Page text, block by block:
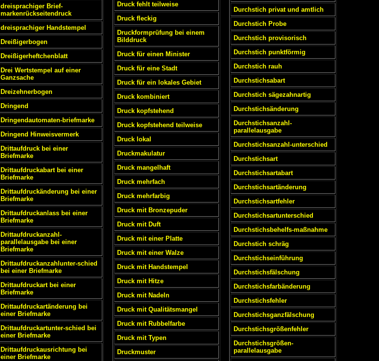
dreisprachiger Brief-
markenrückseitendruck
dreisprachiger Handstempel
Dreißigerbogen
Dreißigerheftchenblatt
Drei Wertstempel auf einer
Ganzsache
Dreizehnerbogen
Dringend
Dringendautomaten-briefmarke
Dringend Hinweisvermerk
Drittaufdruck bei einer
Briefmarke
Drittaufdruckabart bei einer
Briefmarke
Drittaufdruckänderung bei einer
Briefmarke
Drittaufdruckanlass bei einer
Briefmarke
Drittaufdruckanzahl-
parallelausgabe bei einer
Briefmarke
Drittaufdruckanzahlunter-schied
bei einer Briefmarke
Drittaufdruckart bei einer
Briefmarke
Drittaufdruckartänderung bei
einer Briefmarke
Drittaufdruckartunter-schied bei
einer Briefmarke
Drittaufdruckausrichtung bei
einer Briefmarke
Druck fehlt teilweise
Druck fleckig
Druckformprüfung bei einem
Bilddruck
Druck für einen Minister
Druck für eine Stadt
Druck für ein lokales Gebiet
Druck kombiniert
Druck kopfstehend
Druck kopfstehend teilweise
Druck lokal
Druckmakulatur
Druck mangelhaft
Druck mehrfach
Druck mehrfarbig
Druck mit Bronzepuder
Druck mit Duft
Druck mit einer Platte
Druck mit einer Walze
Druck mit Handstempel
Druck mit Hitze
Druck mit Nadeln
Druck mit Qualitätsmangel
Druck mit Rubbelfarbe
Druck mit Typen
Druckmuster
Durchstich privat und amtlich
Durchstich Probe
Durchstich provisorisch
Durchstich punktförmig
Durchstich rauh
Durchstichsabart
Durchstich sägezahnartig
Durchstichsänderung
Durchstichsanzahl-
parallelausgabe
Durchstichsanzahl-unterschied
Durchstichsart
Durchstichsartabart
Durchstichsartänderung
Durchstichsartfehler
Durchstichsartunterschied
Durchstichsbehelfs-maßnahme
Durchstich schräg
Durchstichseinführung
Durchstichsfälschung
Durchstichsfarbänderung
Durchstichsfehler
Durchstichsganzfälschung
Durchstichsgrößenfehler
Durchstichsgrößen-
parallelausgabe